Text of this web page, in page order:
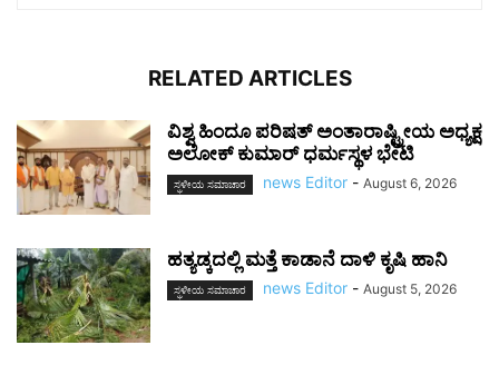
RELATED ARTICLES
ವಿಶ್ವ ಹಿಂದೂ ಪರಿಷತ್ ಅಂತಾರಾಷ್ಟ್ರೀಯ ಅಧ್ಯಕ್ಷ
ಅಲೋಕ್ ಕುಮಾರ್ ಧರ್ಮಸ್ಥಳ ಭೇಟಿ
ಸ್ಥಳೀಯ ಸಮಾಚಾರ news Editor - August 6, 2026
ಹತ್ಯಡ್ಕದಲ್ಲಿ ಮತ್ತೆ ಕಾಡಾನೆ ದಾಳಿ ಕೃಷಿ ಹಾನಿ
ಸ್ಥಳೀಯ ಸಮಾಚಾರ news Editor - August 5, 2026